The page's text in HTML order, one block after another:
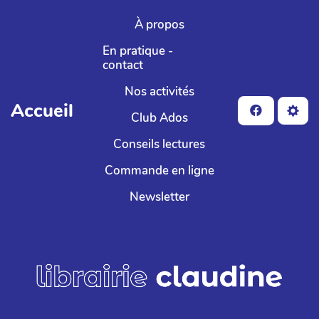
Aller au contenu principal
Accueil
À propos
En pratique -
contact
Nos activités
Club Ados
Conseils lectures
Commande en ligne
Newsletter